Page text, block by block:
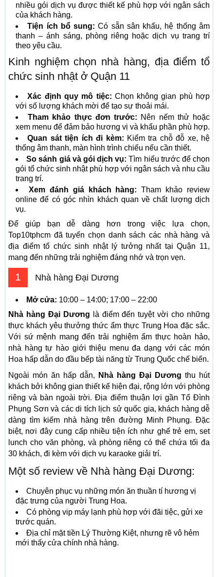
nhiều gói dịch vụ được thiết kế phù hợp với ngân sách
của khách hàng.
Tiện ích bổ sung: Có sẵn sân khấu, hệ thống âm
thanh – ánh sáng, phòng riêng hoặc dịch vụ trang trí
theo yêu cầu.
Kinh nghiệm chọn nhà hàng, địa điểm tổ
chức sinh nhật ở Quận 11
Xác định quy mô tiệc: Chọn không gian phù hợp
với số lượng khách mời để tạo sự thoải mái.
Tham khảo thực đơn trước: Nên nếm thử hoặc
xem menu để đảm bảo hương vị và khẩu phần phù hợp.
Quan sát tiện ích đi kèm: Kiểm tra chỗ đỗ xe, hệ
thống âm thanh, màn hình trình chiếu nếu cần thiết.
So sánh giá và gói dịch vụ: Tìm hiểu trước để chọn
gói tổ chức sinh nhật phù hợp với ngân sách và nhu cầu
trang trí.
Xem đánh giá khách hàng: Tham khảo review
online để có góc nhìn khách quan về chất lượng dịch
vụ.
Để giúp bạn dễ dàng hơn trong việc lựa chọn,
Top10tphcm đã tuyển chọn danh sách các nhà hàng và
địa điểm tổ chức sinh nhật lý tưởng nhất tại Quận 11,
mang đến những trải nghiệm đáng nhớ và trọn vẹn.
1 Nhà hàng Đại Dương
Mở cửa: 10:00 – 14:00; 17:00 – 22:00
Nhà hàng Đại Dương là điểm đến tuyệt vời cho những
thực khách yêu thưởng thức ẩm thực Trung Hoa đặc sắc.
Với sứ mệnh mang đến trải nghiệm ẩm thực hoàn hảo,
nhà hàng tự hào giới thiệu menu đa dạng với các món
Hoa hấp dẫn do đầu bếp tài năng từ Trung Quốc chế biến.
Ngoài món ăn hấp dẫn,
Nhà hàng Đại Dương thu hút
khách bởi không gian thiết kế hiện đại, rộng lớn với phòng
riêng và bàn ngoài trời. Địa điểm thuận lợi gần Tổ Đình
Phụng Sơn và các di tích lịch sử quốc gia, khách hàng dễ
dàng tìm kiếm nhà hàng trên đường Minh Phụng. Đặc
biệt, nơi đây cung cấp nhiều tiện ích như ghế trẻ em, set
lunch cho văn phòng, và phòng riêng có thể chứa tối đa
30 khách, đi kèm với dịch vụ karaoke giải trí.
Một số review về Nhà hàng Đại Dương:
Chuyên phục vụ những món ăn thuần tí hương vị
đặc trưng của người Trung Hoa.
Có phòng vip máy lạnh phù hợp với đãi tiệc, gửi xe
trước quán.
Địa chỉ mặt tiền Lý Thường Kiệt, nhưng rẽ vô hẻm
mới thấy cửa chính nhà hàng.